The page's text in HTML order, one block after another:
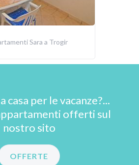
Sara a Trogir
casa per le vacanze?...
offerti sul
nostro sito
OFFERTE